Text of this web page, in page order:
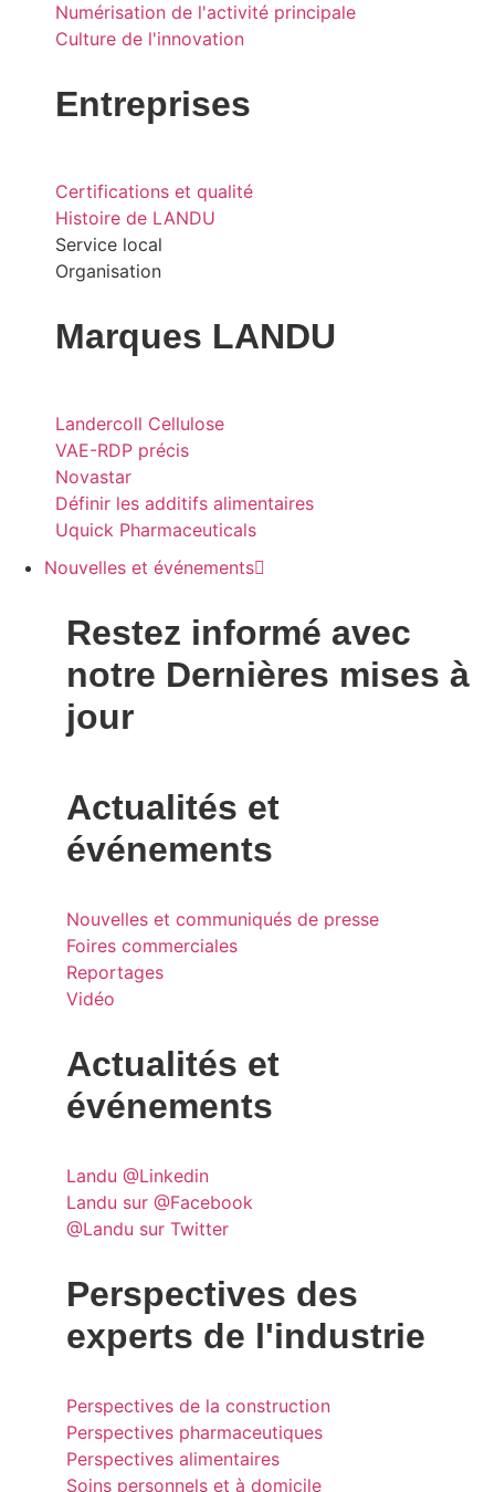
Numérisation de l'activité principale
Culture de l'innovation
Entreprises
Certifications et qualité
Histoire de LANDU
Service local
Organisation
Marques LANDU
Landercoll Cellulose
VAE-RDP précis
Novastar
Définir les additifs alimentaires
Uquick Pharmaceuticals
Nouvelles et événements
Restez informé avec
notre Dernières mises à
jour
Actualités et
événements
Nouvelles et communiqués de presse
Foires commerciales
Reportages
Vidéo
Actualités et
événements
Landu @Linkedin
Landu sur @Facebook
@Landu sur Twitter
Perspectives des
experts de l'industrie
Perspectives de la construction
Perspectives pharmaceutiques
Perspectives alimentaires
Soins personnels et à domicile